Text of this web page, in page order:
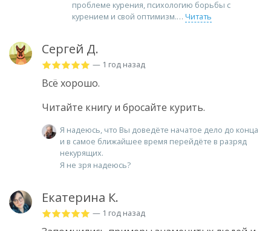
проблеме курения, психологию борьбы с
курением и свой оптимизм.
Читать
Сергей Д.
— 1 год назад
Всё хорошо.
Читайте книгу и бросайте курить.
Я надеюсь, что Вы доведёте начатое дело до конца
и в самое ближайшее время перейдёте в разряд
некурящих.
Я не зря надеюсь?
Екатерина К.
— 1 год назад